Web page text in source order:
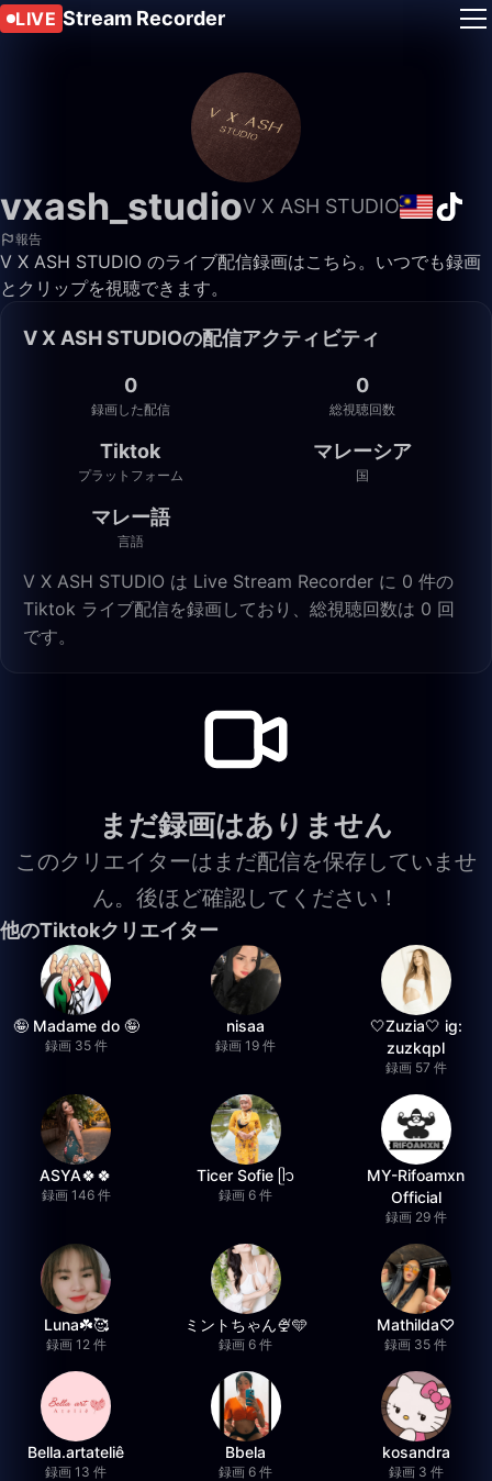
LIVE Stream Recorder
vxash_studioV X ASH STUDIO
報告
V X ASH STUDIO のライブ配信録画はこちら。いつでも録画
とクリップを視聴できます。
V X ASH STUDIOの配信アクティビティ
0
録画した配信
0
総視聴回数
Tiktok
プラットフォーム
マレーシア
国
マレー語
言語
V X ASH STUDIO は Live Stream Recorder に 0 件の
Tiktok ライブ配信を録画しており、総視聴回数は 0 回
です。
まだ録画はありません
このクリエイターはまだ配信を保存していませ
ん。後ほど確認してください！
他のTiktokクリエイター
🤪 Madame do 🤪
録画 35 件
nisaa
録画 19 件
🤍Zuzia🤍 ig:
zuzkqpl
録画 57 件
ASYA🍀🍀
録画 146 件
Ticer Sofie ᥫ᭡
録画 6 件
MY-Rifoamxn
Official
録画 29 件
Luna☘️🥰
録画 12 件
ミントちゃん🍨🩵
録画 6 件
Mathilda♡︎
録画 35 件
Bella.artateliê
録画 13 件
Bbela
録画 6 件
kosandra
録画 3 件